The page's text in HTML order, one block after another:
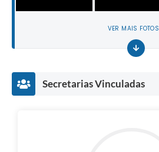
VER MAIS FOTOS
Secretarias Vinculadas